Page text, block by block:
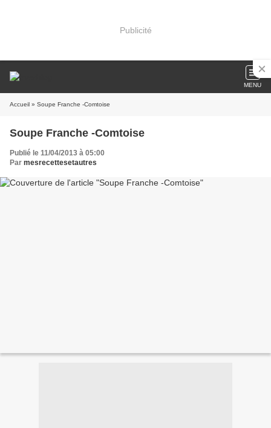
Publicité
MENU
Accueil » Soupe Franche -Comtoise
Soupe Franche -Comtoise
Publié le 11/04/2013 à 05:00
Par mesrecettesetautres